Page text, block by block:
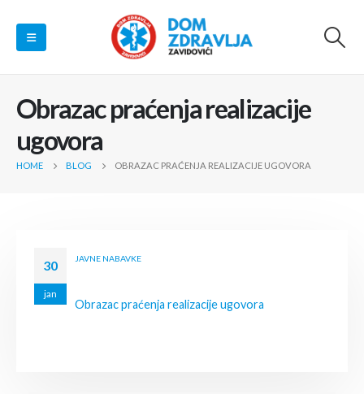
Obrazac praćenja realizacije
ugovora
HOME BLOG OBRAZAC PRAĆENJA REALIZACIJE UGOVORA
30
jan
JAVNE NABAVKE
Obrazac praćenja realizacije ugovora